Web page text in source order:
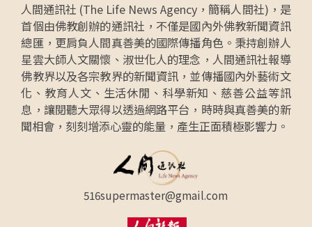
人間通訊社 (The Life News Agency，簡稱人間社)，是
首個由佛教創辦的通訊社，不僅是國內外佛教新聞資訊
總匯，更肩負人間真善美的國際傳播角色。秉持創辦人
星雲大師人文關懷、淑世化人的理念，人間通訊社報導
佛教界以及各宗教界的新聞資訊，並傳播國內外藝術文
化、教育人文、生活休閒、科學新知、慈善公益等訊
息，讓閱聽大眾得以透過網路平台，時時與真善美的新
聞相會，刻刻增添心靈的能量，產生正面積極影響力。
516supermaster@gmail.com